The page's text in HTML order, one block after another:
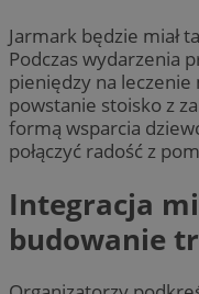
Jarmark będzie miał
Podczas wydarzenia
pieniędzy na leczenie
powstanie stoisko z
formą wsparcia
połączyć radość z
Integracja
budowanie